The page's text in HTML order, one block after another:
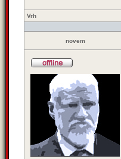
Vrh
novem